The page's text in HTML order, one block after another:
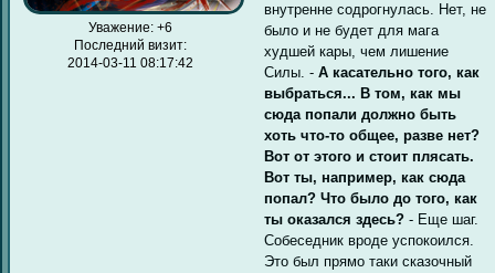
Уважение: +6
Последний визит:
2014-03-11 08:17:42
внутренне содрогнулась. Нет, не
было и не будет для мага
худшей кары, чем лишение
Силы. -А касательно того, как
выбраться... В том, как мы
сюда попали должно быть
хоть что-то общее, разве нет?
Вот от этого и стоит плясать.
Вот ты, например, как сюда
попал? Что было до того, как
ты оказался здесь? - Еще шаг.
Собеседник вроде успокоился.
Это был прямо таки сказочный